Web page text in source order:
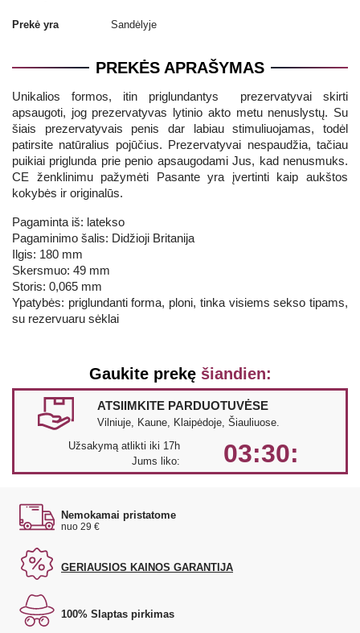
Prekė yra Sandėlyje
PREKĖS APRAŠYMAS
Unikalios formos, itin priglundantys prezervatyvai skirti
apsaugoti, jog prezervatyvas lytinio akto metu nenuslystų. Su
šiais prezervatyvais penis dar labiau stimuliuojamas, todėl
patirsite natūralius pojūčius. Prezervatyvai nespaudžia, tačiau
puikiai priglunda prie penio apsaugodami Jus, kad nenusmuks.
CE ženklinimu pažymėti Pasante yra įvertinti kaip aukštos
kokybės ir originalūs.
Pagaminta iš: latekso
Pagaminimo šalis: Didžioji Britanija
Ilgis: 180 mm
Skersmuo: 49 mm
Storis: 0,065 mm
Ypatybės: priglundanti forma, ploni, tinka visiems sekso tipams,
su rezervuaru sėklai
Gaukite prekę šiandien:
ATSIIMKITE PARDUOTUVĖSE
Vilniuje, Kaune, Klaipėdoje, Šiauliuose.
Užsakymą atlikti iki 17h
Jums liko:
03:30:
Nemokamai pristatome
nuo 29 €
GERIAUSIOS KAINOS GARANTIJA
100% Slaptas pirkimas